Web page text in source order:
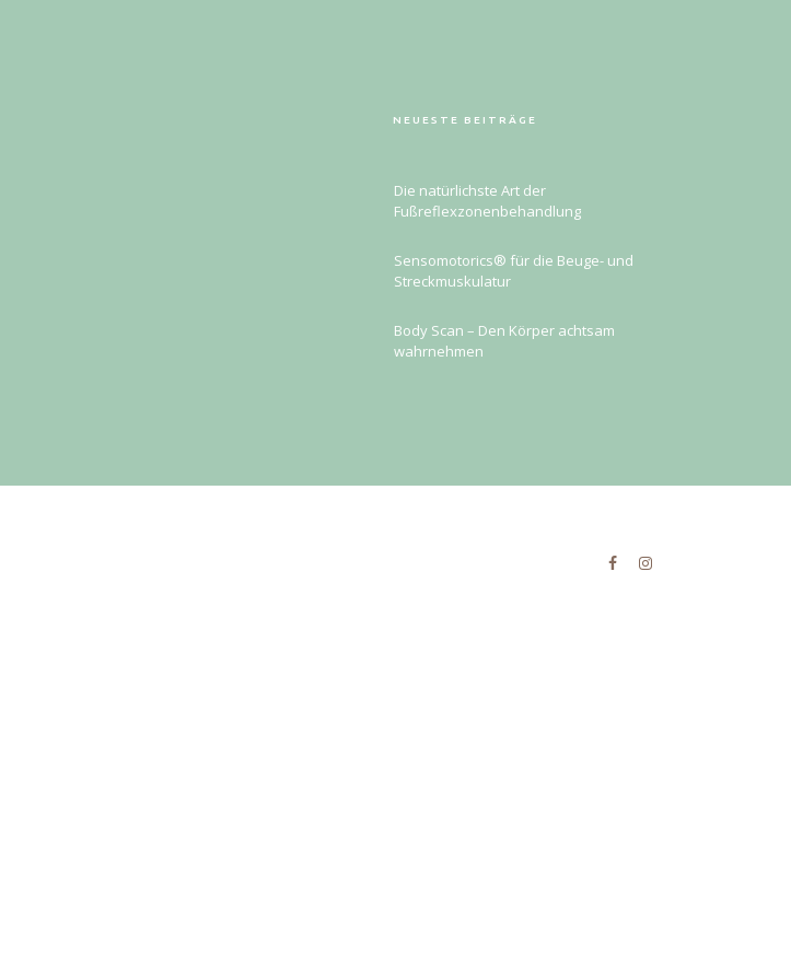
NEUESTE BEITRÄGE
Die natürlichste Art der
Fußreflexzonenbehandlung
Sensomotorics® für die Beuge- und
Streckmuskulatur
Body Scan – Den Körper achtsam
wahrnehmen